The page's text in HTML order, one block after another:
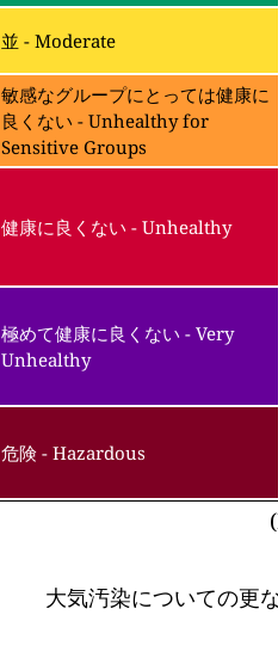
並 - Moderate
敏感なグループにとっては健康に
良くない - Unhealthy for
Sensitive Groups
健康に良くない - Unhealthy
極めて健康に良くない - Very
Unhealthy
危険 - Hazardous
大気汚染についての更